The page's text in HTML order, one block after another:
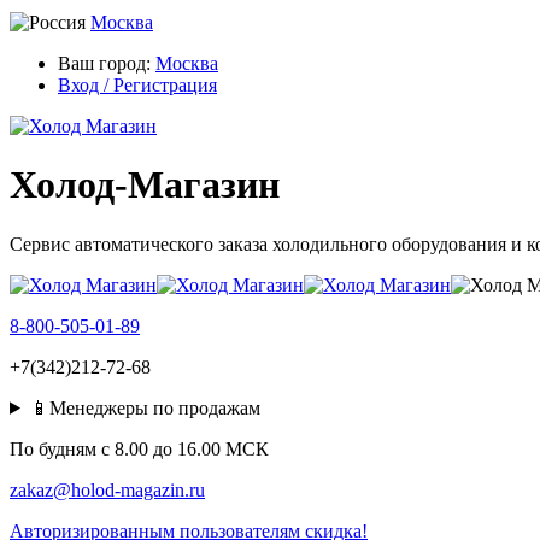
Москва
Ваш город: Москва
Вход / Регистрация
Холод-Магазин
Сервис автоматического заказа холодильного оборудования и
8-800-505-01-89
+7(342)212-72-68
📱Менеджеры по продажам
По будням c 8.00 до 16.00 МСК
zakaz@holod-magazin.ru
Авторизированным пользователям скидка!